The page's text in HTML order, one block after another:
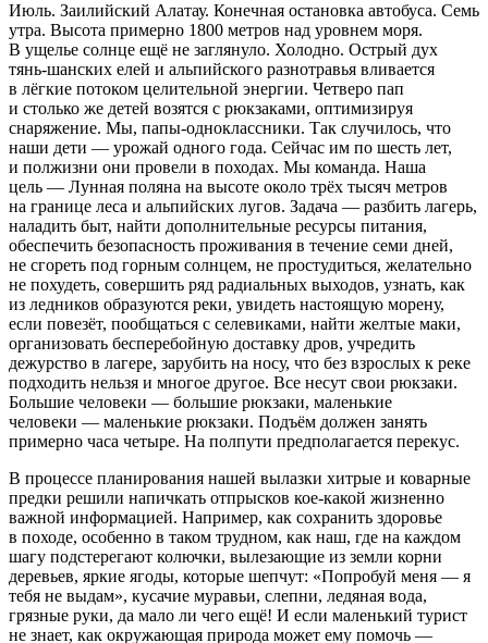
Июль. Заилийский Алатау. Конечная остановка автобуса. Семь
утра. Высота примерно 1800 метров над уровнем моря.
В ущелье солнце ещё не заглянуло. Холодно. Острый дух
тянь-шанских елей и альпийского разнотравья вливается
в лёгкие потоком целительной энергии. Четверо пап
и столько же детей возятся с рюкзаками, оптимизируя
снаряжение. Мы, папы-одноклассники. Так случилось, что
наши дети — урожай одного года. Сейчас им по шесть лет,
и полжизни они провели в походах. Мы команда. Наша
цель — Лунная поляна на высоте около трёх тысяч метров
на границе леса и альпийских лугов. Задача — разбить лагерь,
наладить быт, найти дополнительные ресурсы питания,
обеспечить безопасность проживания в течение семи дней,
не сгореть под горным солнцем, не простудиться, желательно
не похудеть, совершить ряд радиальных выходов, узнать, как
из ледников образуются реки, увидеть настоящую морену,
если повезёт, пообщаться с селевиками, найти желтые маки,
организовать бесперебойную доставку дров, учредить
дежурство в лагере, зарубить на носу, что без взрослых к реке
подходить нельзя и многое другое. Все несут свои рюкзаки.
Большие человеки — большие рюкзаки, маленькие
человеки — маленькие рюкзаки. Подъём должен занять
примерно часа четыре. На полпути предполагается перекус.
В процессе планирования нашей вылазки хитрые и коварные
предки решили напичкать отпрысков кое-какой жизненно
важной информацией. Например, как сохранить здоровье
в походе, особенно в таком трудном, как наш, где на каждом
шагу подстерегают колючки, вылезающие из земли корни
деревьев, яркие ягоды, которые шепчут: «Попробуй меня — я
тебя не выдам», кусачие муравьи, слепни, ледяная вода,
грязные руки, да мало ли чего ещё! И если маленький турист
не знает, как окружающая природа может ему помочь —